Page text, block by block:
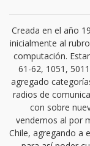
Creada en el año
inicialmente al
computación.
61-62, 1051,
agregado
radios de
con sobre
vendemos al por
Chile, agregando a